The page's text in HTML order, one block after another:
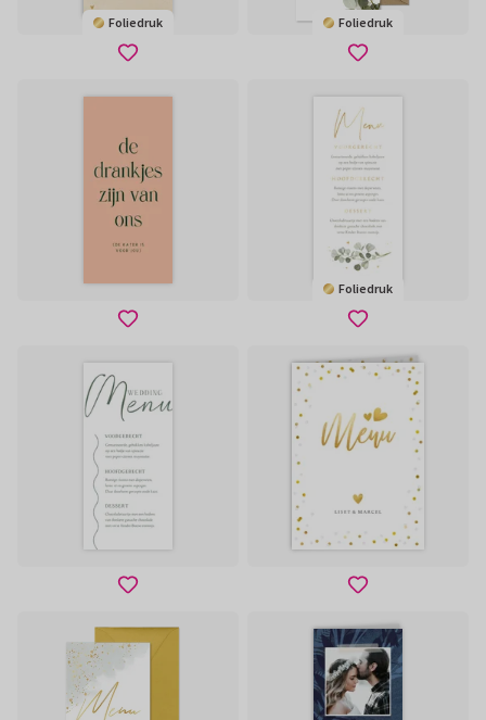
Foliedruk Foliedruk
Foliedruk